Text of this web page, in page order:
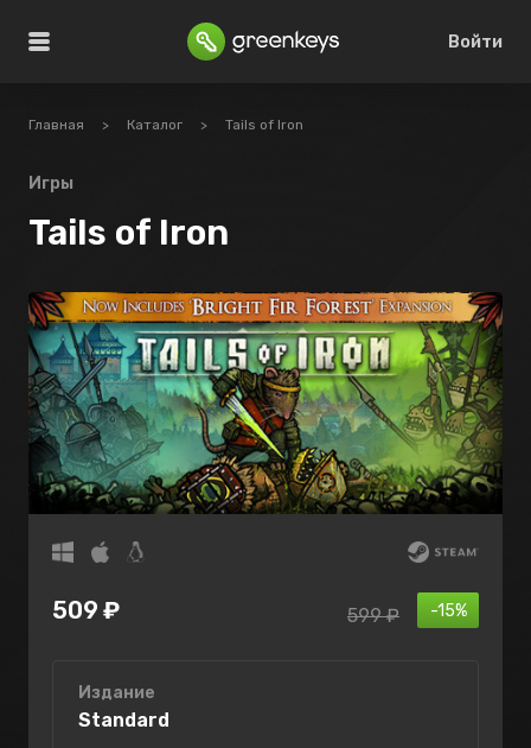
Войти
Главная > Каталог > Tails of Iron
Игры
Tails of Iron
509 ₽ -15%
599 ₽
Издание
Standard